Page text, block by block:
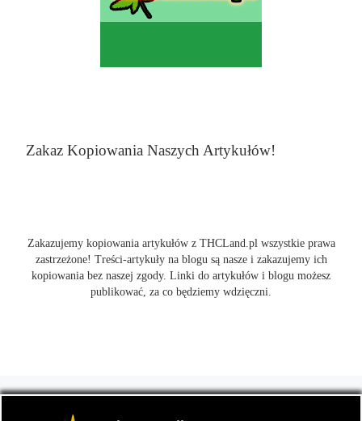
Zakaz Kopiowania Naszych Artykułów!
Zakazujemy kopiowania artykułów z THCLand.pl wszystkie prawa
zastrzeżone! Treści-artykuły na blogu są nasze i zakazujemy ich
kopiowania bez naszej zgody. Linki do artykułów i blogu możesz
publikować, za co będziemy wdzięczni.
informacje na temat marihuany, konopi i cannabis oraz THC a